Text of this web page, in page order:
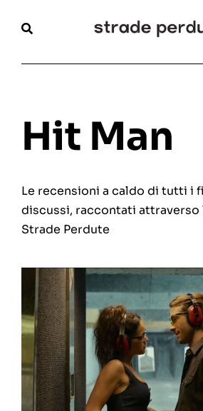
Magazine
Interviste
Articoli
Chi siamo
Hit Man
Le recensioni a caldo di tutti i
discussi, raccontati attraverso
Strade Perdute